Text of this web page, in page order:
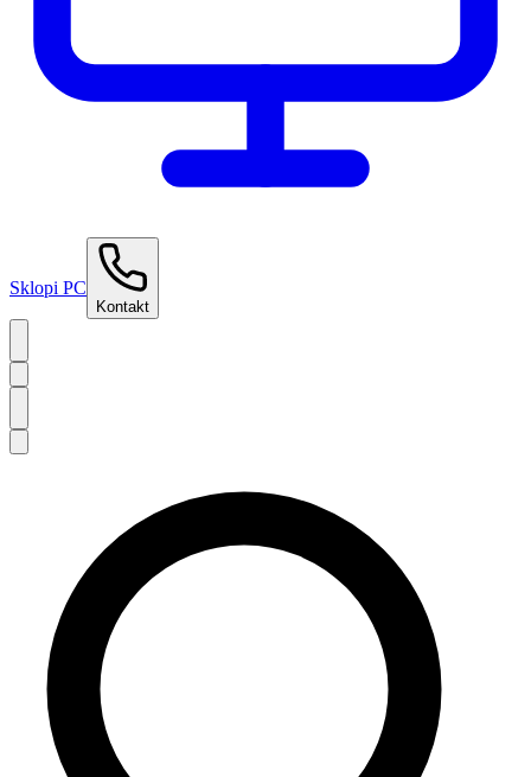
Sklopi PC
Kontakt